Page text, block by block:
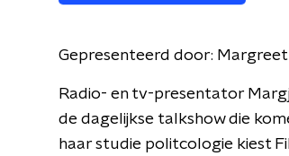
Gepresenteerd door: Margreet
Radio- en tv-presentator
de dagelijkse talkshow die
haar studie politcologie kiest